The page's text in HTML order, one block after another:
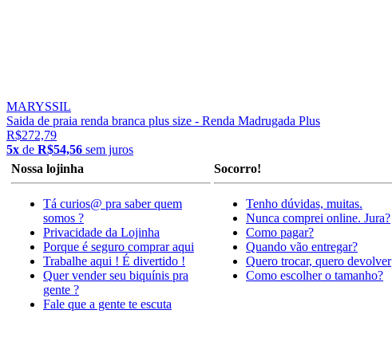
MARYSSIL
Saida de praia renda branca plus size - Renda Madrugada Plus
R$272,79
5x de R$54,56 sem juros
Nossa lojinha
Tá curios@ pra saber quem
somos ?
Privacidade da Lojinha
Porque é seguro comprar aqui
Trabalhe aqui ! É divertido !
Quer vender seu biquínis pra
gente ?
Fale que a gente te escuta
Socorro!
Tenho dúvidas, muitas.
Nunca comprei online. Jura?
Como pagar?
Quando vão entregar?
Quero trocar, quero devolver
Como escolher o tamanho?